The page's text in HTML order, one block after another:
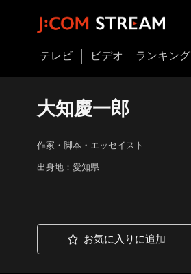
テレビ ビデオ ランキング
大知慶一郎
作家・脚本・エッセイスト
出身地：愛知県
お気に入りに追加